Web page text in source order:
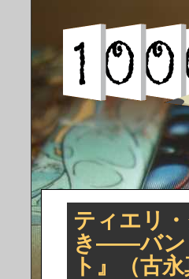
ティエリ
き――バン
ト』（古